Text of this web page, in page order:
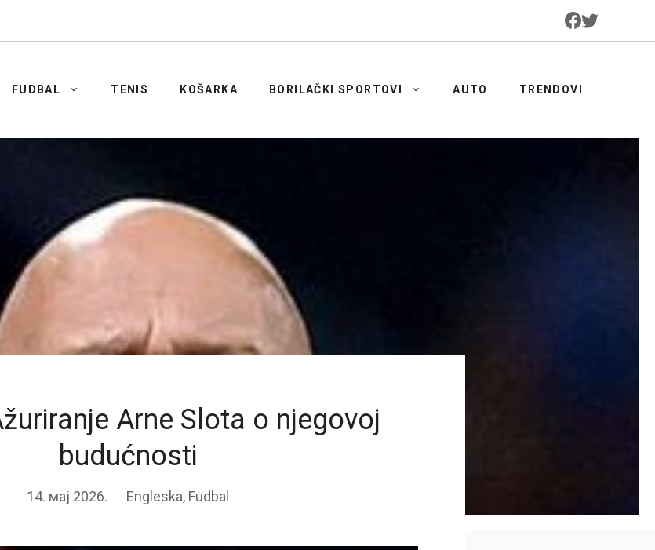
FUDBAL TENIS KOŠARKA BORILAČKI SPORTOVI AUTO TRENDOVI
Arne Slota o njegovoj
budućnosti
14. мај 2026. Engleska, Fudbal